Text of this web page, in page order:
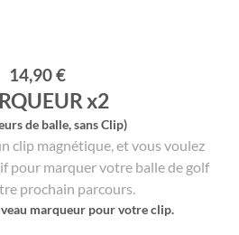
14,90 €
x2
de balle, sans Clip)
clip magnétique, et vous voulez
pour marquer votre balle de golf
prochain parcours.
marqueur pour votre clip.